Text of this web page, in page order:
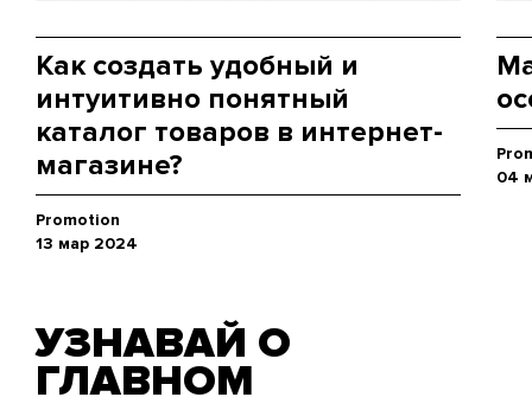
Как создать удобный и
интуитивно понятный
каталог товаров в интернет-
магазине?
Promotion
13 мар 2024
04
УЗНАВАЙ О
ГЛАВНОМ